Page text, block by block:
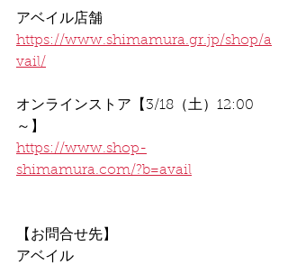
アベイル店舗
https://www.shimamura.gr.jp/shop/a
vail/
オンラインストア【3/18（土）12:00
～】
https://www.shop-
shimamura.com/?b=avail
【お問合せ先】
アベイル